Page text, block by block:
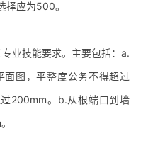
应为500。
技能要求。主要包括：a.
面图，平整度公务不得超过
200mm。b.从根端口到墙